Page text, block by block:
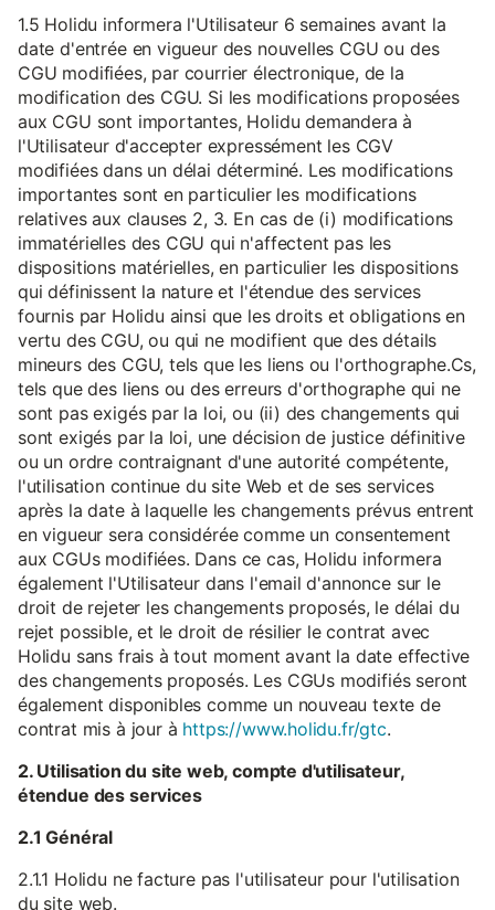
1.5 Holidu informera l'Utilisateur 6 semaines avant la
date d'entrée en vigueur des nouvelles CGU ou des
CGU modifiées, par courrier électronique, de la
modification des CGU. Si les modifications proposées
aux CGU sont importantes, Holidu demandera à
l'Utilisateur d'accepter expressément les CGV
modifiées dans un délai déterminé. Les modifications
importantes sont en particulier les modifications
relatives aux clauses 2, 3. En cas de (i) modifications
immatérielles des CGU qui n'affectent pas les
dispositions matérielles, en particulier les dispositions
qui définissent la nature et l'étendue des services
fournis par Holidu ainsi que les droits et obligations en
vertu des CGU, ou qui ne modifient que des détails
mineurs des CGU, tels que les liens ou l'orthographe.Cs,
tels que des liens ou des erreurs d'orthographe qui ne
sont pas exigés par la loi, ou (ii) des changements qui
sont exigés par la loi, une décision de justice définitive
ou un ordre contraignant d'une autorité compétente,
l'utilisation continue du site Web et de ses services
après la date à laquelle les changements prévus entrent
en vigueur sera considérée comme un consentement
aux CGUs modifiées. Dans ce cas, Holidu informera
également l'Utilisateur dans l'email d'annonce sur le
droit de rejeter les changements proposés, le délai du
rejet possible, et le droit de résilier le contrat avec
Holidu sans frais à tout moment avant la date effective
des changements proposés. Les CGUs modifiés seront
également disponibles comme un nouveau texte de
contrat mis à jour à https://www.holidu.fr/gtc.
2. Utilisation du site web, compte d'utilisateur,
étendue des services
2.1 Général
2.1.1 Holidu ne facture pas l'utilisateur pour l'utilisation
du site web.